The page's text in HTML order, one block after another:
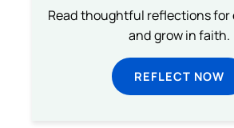
Read thoughtful reflections for
and grow in faith.
REFLECT NOW